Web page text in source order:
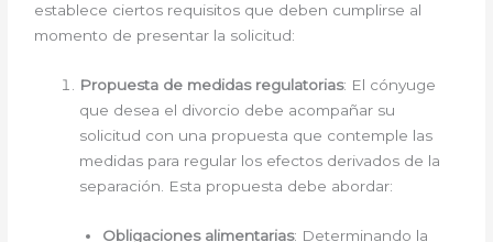
establece ciertos requisitos que deben cumplirse al
momento de presentar la solicitud:
Propuesta de medidas regulatorias: El cónyuge
que desea el divorcio debe acompañar su
solicitud con una propuesta que contemple las
medidas para regular los efectos derivados de la
separación. Esta propuesta debe abordar:
Obligaciones alimentarias: Determinando la